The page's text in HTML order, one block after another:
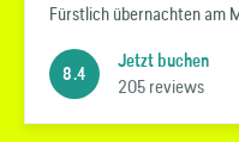
Fürstlich übernachten am
8.4
Jetzt buchen
205 reviews